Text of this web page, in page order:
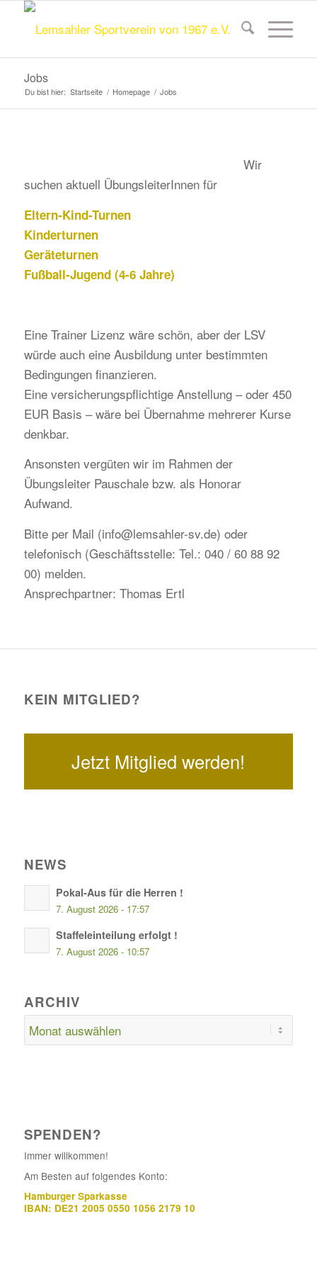
Jobs
Du bist hier: Startseite / Homepage / Jobs
Wir
suchen aktuell ÜbungsleiterInnen für
Eltern-Kind-Turnen
Kinderturnen
Geräteturnen
Fußball-Jugend (4-6 Jahre)
Eine Trainer Lizenz wäre schön, aber der LSV
würde auch eine Ausbildung unter bestimmten
Bedingungen finanzieren.
Eine versicherungspflichtige Anstellung – oder 450
EUR Basis – wäre bei Übernahme mehrerer Kurse
denkbar.
Ansonsten vergüten wir im Rahmen der
Übungsleiter Pauschale bzw. als Honorar
Aufwand.
Bitte per Mail (info@lemsahler-sv.de) oder
telefonisch (Geschäftsstelle: Tel.: 040 / 60 88 92
00) melden.
Ansprechpartner: Thomas Ertl
KEIN MITGLIED?
Jetzt Mitglied werden!
NEWS
Pokal-Aus für die Herren !
7. August 2026 - 17:57
Staffeleinteilung erfolgt !
7. August 2026 - 10:57
ARCHIV
SPENDEN?
Immer willkommen!
Am Besten auf folgendes Konto:
Hamburger Sparkasse
IBAN: DE21 2005 0550 1056 2179 10